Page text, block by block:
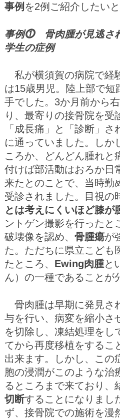
事例 を2例ご紹介したいと
事例⓵ 骨肉腫が見逃さ
学生の症例
私が横須賀の病院で経
は15歳男児。陸上部で短
手でした。3か月前から
り、最寄りの接骨院を受
「成長痛」と「診断」
に通っていました。しか
ころか、どんどん腫れと
付けば部活動はおろか日
来たとのことで、当時勤
受診されました。目視の
とは考えにくいほど膝が
ントゲン撮影を行ったと
破壊像を認め、 骨腫瘍が
た。ただちに県立こども
たところ、 Ewing肉腫と
ん）の一種であることが
骨肉腫は早期に発見さ
与を行い、病変を縮小さ
を切除し、凍結処理をし
てから再度移植をするこ
出来ます。しかし、この
胞の浸潤がこのような治
るところまで来ており、
切断することになりまし
ず、接骨院での施術を漫